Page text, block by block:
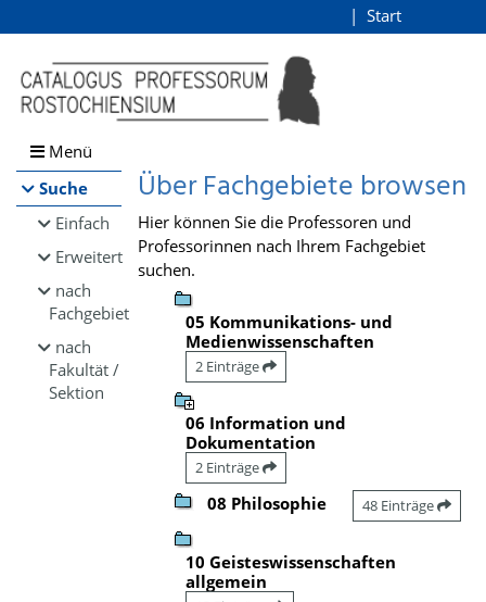
Browsen
direkt zum Inhalt
Start
Menü
Suche
Einfach
Erweitert
nach
Fachgebiet
nach
Fakultät /
Sektion
Über Fachgebiete browsen
Hier können Sie die Professoren und
Professorinnen nach Ihrem Fachgebiet
suchen.
05 Kommunikations- und
Medienwissenschaften
2 Einträge
06 Information und
Dokumentation
2 Einträge
08 Philosophie 48 Einträge
10 Geisteswissenschaften
allgemein